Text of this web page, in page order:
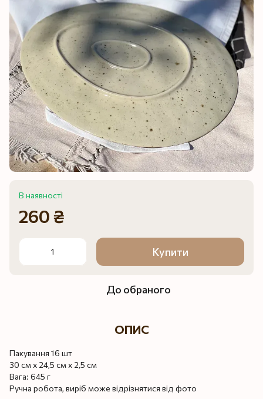
В наявності
260 ₴
Купити
До обраного
ОПИС
Пакування 16 шт
30 см х 24,5 см х 2,5 см
Вага: 645 г
Ручна робота, виріб може відрізнятися від фото